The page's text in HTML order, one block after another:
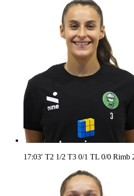
17:03′ T2 1/2 T3 0/1 TL 0/0 Rimb